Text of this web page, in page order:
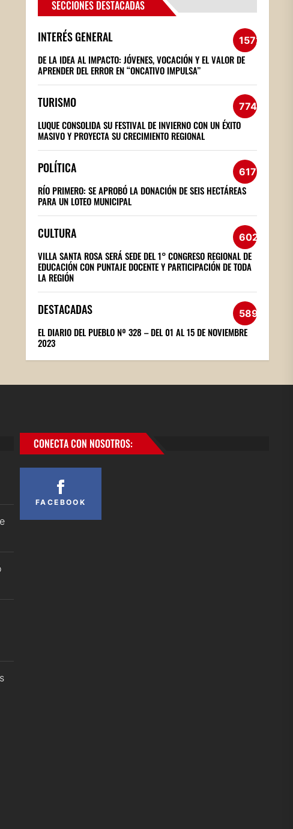
SECCIONES DESTACADAS
INTERÉS GENERAL 1572
DE LA IDEA AL IMPACTO: JÓVENES, VOCACIÓN Y EL VALOR DE
APRENDER DEL ERROR EN “ONCATIVO IMPULSA”
TURISMO 774
LUQUE CONSOLIDA SU FESTIVAL DE INVIERNO CON UN ÉXITO
MASIVO Y PROYECTA SU CRECIMIENTO REGIONAL
POLÍTICA 617
RÍO PRIMERO: SE APROBÓ LA DONACIÓN DE SEIS HECTÁREAS
PARA UN LOTEO MUNICIPAL
CULTURA 602
VILLA SANTA ROSA SERÁ SEDE DEL 1° CONGRESO REGIONAL DE
EDUCACIÓN CON PUNTAJE DOCENTE Y PARTICIPACIÓN DE TODA
LA REGIÓN
DESTACADAS 589
EL DIARIO DEL PUEBLO Nº 328 – DEL 01 AL 15 DE NOVIEMBRE
2023
CONECTA CON NOSOTROS:
FACEBOOK